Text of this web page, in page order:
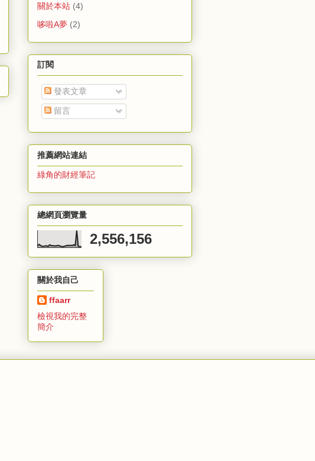
關於本站 (4)
哆啦A夢 (2)
訂閱
發表文章
留言
推薦網站連結
綠角的財經筆記
總網頁瀏覽量
2,556,156
關於我自己
ffaarr
檢視我的完整
簡介